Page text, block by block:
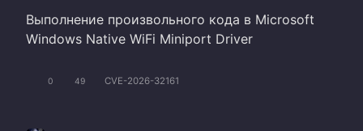
Выполнение произвольного кода в Microsoft
Windows Native WiFi Miniport Driver
0 49 CVE-2026-32161